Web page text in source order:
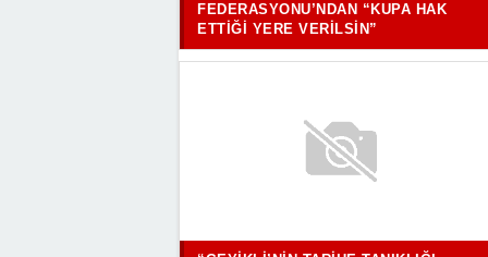
FEDERASYONU’NDAN “KUPA HAK
ETTIĞI YERE VERILSIN”